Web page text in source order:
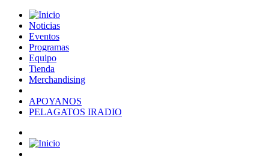
Noticias
Eventos
Programas
Equipo
Tienda
Merchandising
APOYANOS
PELAGATOS IRADIO